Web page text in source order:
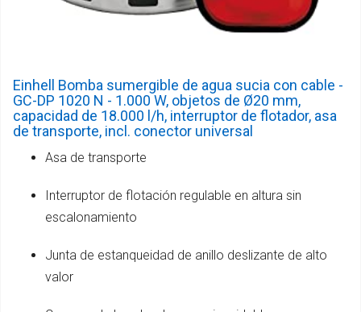
Einhell Bomba sumergible de agua sucia con cable -
GC-DP 1020 N - 1.000 W, objetos de Ø20 mm,
capacidad de 18.000 l/h, interruptor de flotador, asa
de transporte, incl. conector universal
Asa de transporte
Interruptor de flotación regulable en altura sin
escalonamiento
Junta de estanqueidad de anillo deslizante de alto
valor